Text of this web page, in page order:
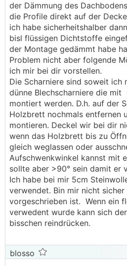
der Dämmung des
die Profile direkt auf der
ich habe sicherheitshalber
bisl flüssigen Dichtstoffe
der Montage gedämmt habe
Problem nicht aber folgende
ich mir bei dir vorstellen.
Die Scharniere sind soweit ich
dünne Blechscharniere die mit
montiert werden. D.h. auf der
Holzbrett nochmals entfernen
montieren. Deckel wir bei dir
wenn das Holzbrett bis zu
gleich weglassen oder
Aufschwenkwinkel kannst mit
sollte aber >90° sein damit er
Ich habe bei mir 5cm
verwendet. Bin mir nicht
vorgeschrieben ist. Wenn ein
verwedent wurde kann sich
bisschen reindrücken.
blosso